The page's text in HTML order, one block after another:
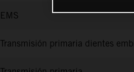
EMS
Transmisión primaria dientes